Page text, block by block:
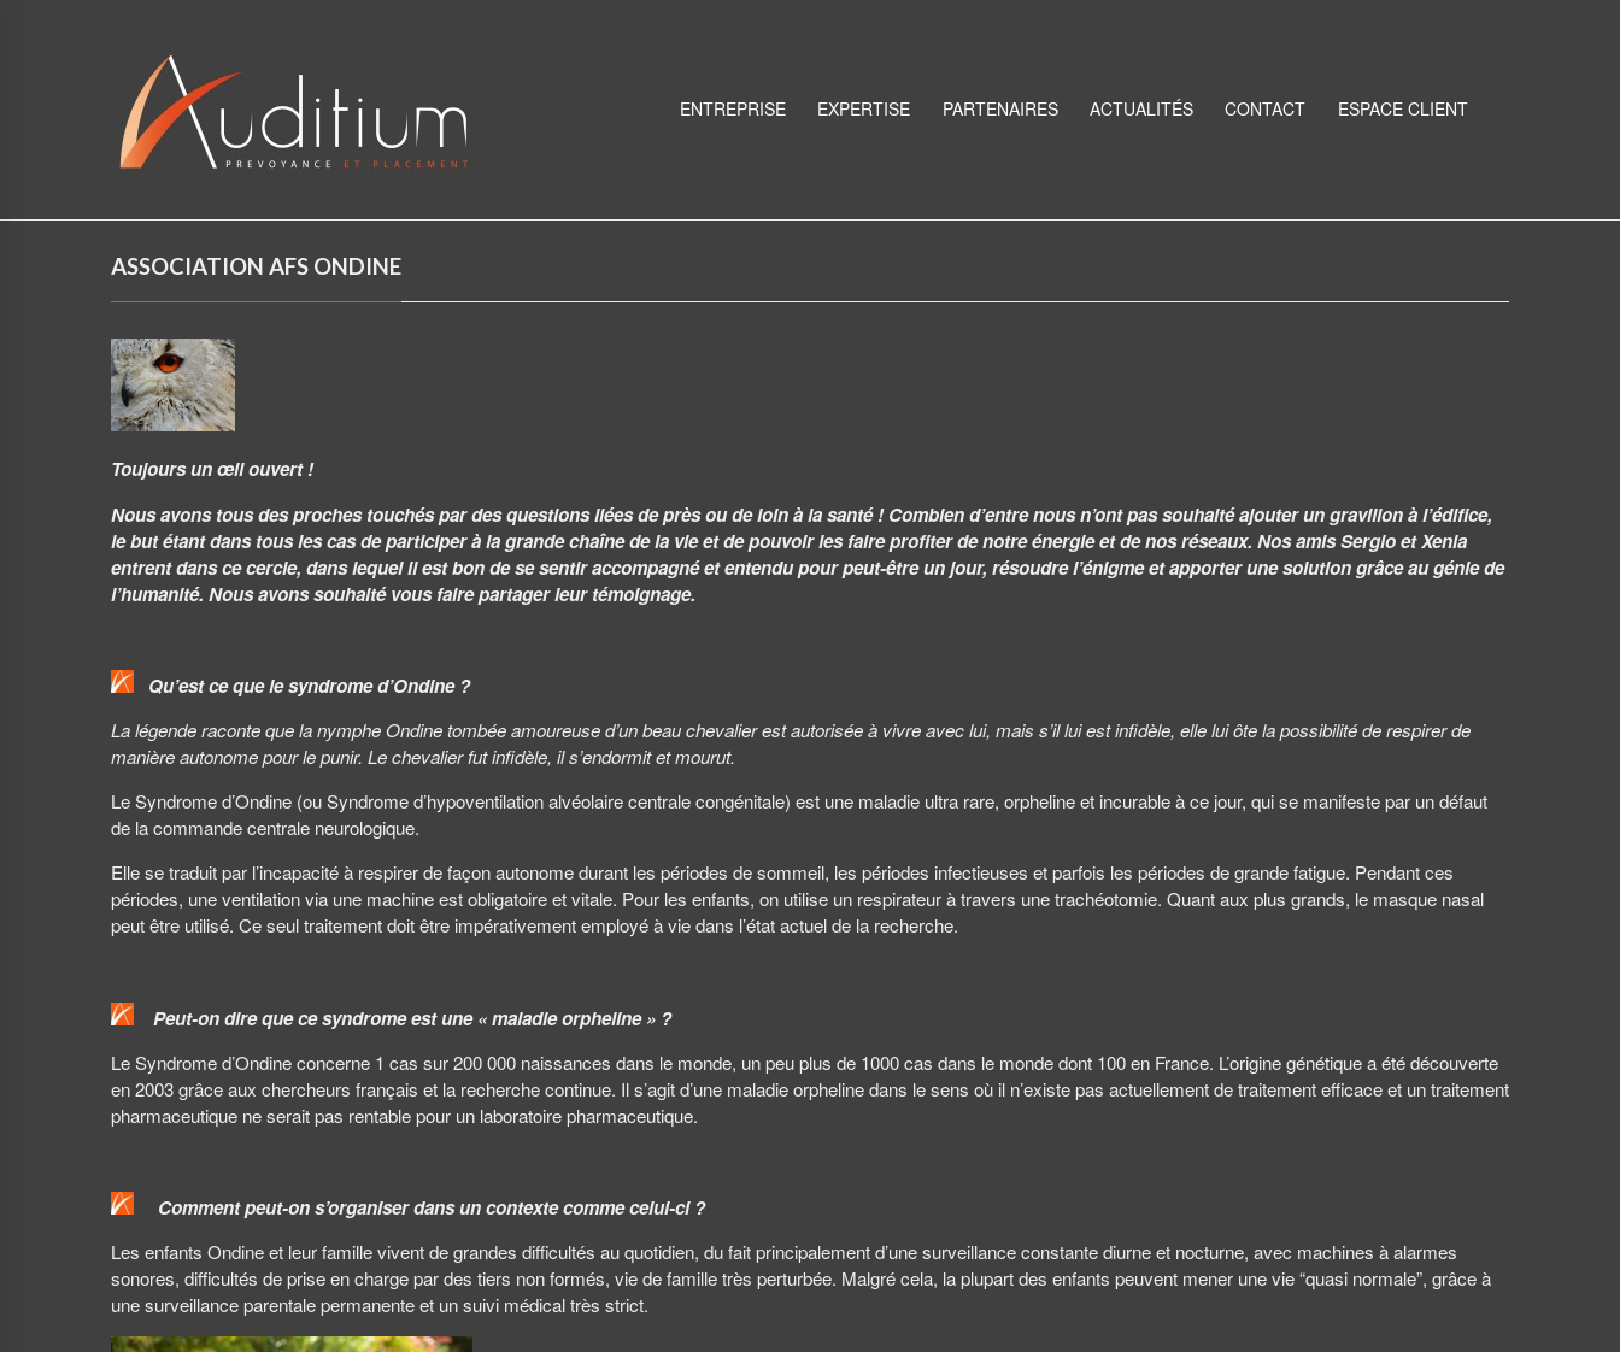
ENTREPRISE EXPERTISE PARTENAIRES ACTUALITÉS CONTACT ESPACE CLIENT
ASSOCIATION AFS ONDINE
Toujours un œil ouvert !
Nous avons tous des proches touchés par des questions liées de près ou de loin à la santé ! Combien d’entre nous n’ont pas souhaité ajouter un gravillon à l’édifice,
le but étant dans tous les cas de participer à la grande chaîne de la vie et de pouvoir les faire profiter de notre énergie et de nos réseaux. Nos amis Sergio et Xenia
entrent dans ce cercle, dans lequel il est bon de se sentir accompagné et entendu pour peut-être un jour, résoudre l’énigme et apporter une solution grâce au génie de
l’humanité. Nous avons souhaité vous faire partager leur témoignage.
Qu’est ce que le syndrome d’Ondine ?
La légende raconte que la nymphe Ondine tombée amoureuse d’un beau chevalier est autorisée à vivre avec lui, mais s’il lui est infidèle, elle lui ôte la possibilité de respirer de
manière autonome pour le punir. Le chevalier fut infidèle, il s’endormit et mourut.
Le Syndrome d’Ondine (ou Syndrome d’hypoventilation alvéolaire centrale congénitale) est une maladie ultra rare, orpheline et incurable à ce jour, qui se manifeste par un défaut
de la commande centrale neurologique.
Elle se traduit par l’incapacité à respirer de façon autonome durant les périodes de sommeil, les périodes infectieuses et parfois les périodes de grande fatigue. Pendant ces
périodes, une ventilation via une machine est obligatoire et vitale. Pour les enfants, on utilise un respirateur à travers une trachéotomie. Quant aux plus grands, le masque nasal
peut être utilisé. Ce seul traitement doit être impérativement employé à vie dans l’état actuel de la recherche.
Peut-on dire que ce syndrome est une « maladie orpheline » ?
Le Syndrome d’Ondine concerne 1 cas sur 200 000 naissances dans le monde, un peu plus de 1000 cas dans le monde dont 100 en France. L’origine génétique a été découverte
en 2003 grâce aux chercheurs français et la recherche continue. Il s’agit d’une maladie orpheline dans le sens où il n’existe pas actuellement de traitement efficace et un traitement
pharmaceutique ne serait pas rentable pour un laboratoire pharmaceutique.
Comment peut-on s’organiser dans un contexte comme celui-ci ?
Les enfants Ondine et leur famille vivent de grandes difficultés au quotidien, du fait principalement d’une surveillance constante diurne et nocturne, avec machines à alarmes
sonores, difficultés de prise en charge par des tiers non formés, vie de famille très perturbée. Malgré cela, la plupart des enfants peuvent mener une vie “quasi normale”, grâce à
une surveillance parentale permanente et un suivi médical très strict.